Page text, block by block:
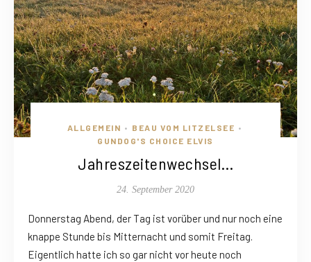
ALLGEMEIN • BEAU VOM LITZELSEE •
GUNDOG'S CHOICE ELVIS
Jahreszeitenwechsel…
24. September 2020
Donnerstag Abend, der Tag ist vorüber und nur noch eine
knappe Stunde bis Mitternacht und somit Freitag.
Eigentlich hatte ich so gar nicht vor heute noch